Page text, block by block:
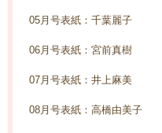
05月号表紙：千葉麗子
06月号表紙：宮前真樹
07月号表紙：井上麻美
08月号表紙：高橋由美子